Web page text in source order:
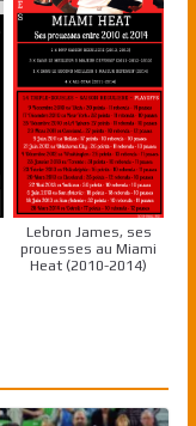
Lebron James, ses
prouesses au Miami
Heat (2010-2014)